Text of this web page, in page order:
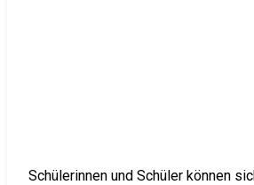
Schülerinnen und Schüler können